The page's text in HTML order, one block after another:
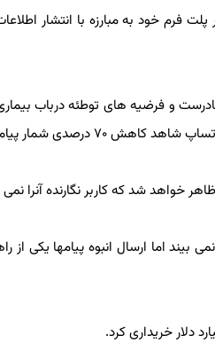
خود به مبارزه با انتشار
به کاربران بوده است.
خواهد شد که کاربر نگارنده آنرا نمی
بیند اما ارسال انبوه پیامها یکی